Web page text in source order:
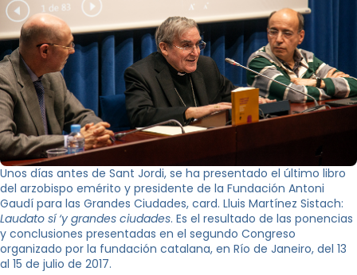
Unos días antes de Sant Jordi, se ha presentado el último libro
del arzobispo emérito y presidente de la Fundación Antoni
Gaudí para las Grandes Ciudades, card. Lluis Martínez Sistach:
Laudato sí ‘y grandes ciudades. Es el resultado de las ponencias
y conclusiones presentadas en el segundo Congreso
organizado por la fundación catalana, en Río de Janeiro, del 13
al 15 de julio de 2017.